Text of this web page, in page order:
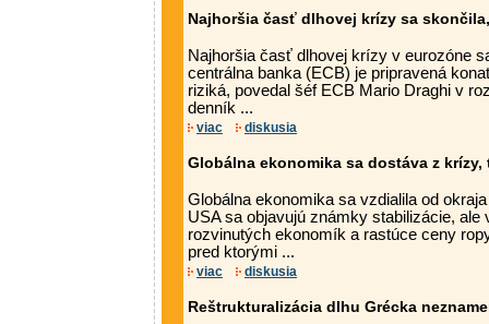
Najhoršia časť dlhovej krízy sa
Najhoršia časť dlhovej krízy v eurozóne
centrálna banka (ECB) je pripravená
riziká, povedal šéf ECB Mario Draghi v
denník ...
viac diskusia
Globálna ekonomika sa dostáva z krízy,
Globálna ekonomika sa vzdialila od
USA sa objavujú známky stabilizácie,
rozvinutých ekonomík a rastúce ceny
pred ktorými ...
viac diskusia
Reštrukturalizácia dlhu Grécka